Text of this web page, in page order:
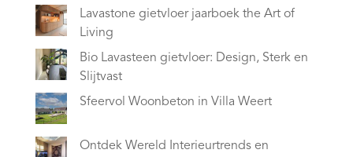
Lavastone gietvloer jaarboek the Art of
Living
Bio Lavasteen gietvloer: Design, Sterk en
Slijtvast
Sfeervol Woonbeton in Villa Weert
Ontdek Wereld Interieurtrends en